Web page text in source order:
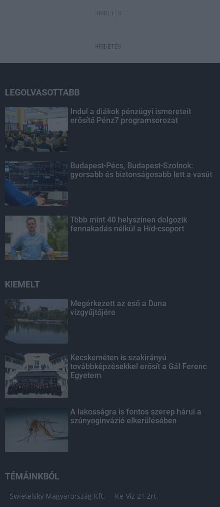
HIRDETÉS
HIRDETÉS
LEGOLVASOTTABB
Indul a diákok pénzügyi ismereteit
erősítő Pénz7 programsorozat
Budapest-Pécs, Budapest-Szolnok:
gyorsabb és biztonságosabb lett a vasút
Több mint 40 helyszínen dolgozik
fennakadás nélkül a Híd-csoport
KIEMELT
Megérkezett az eső a Duna
vízgyűjtőjére
Kecskeméten is szakirányú
továbbképzésekkel erősít a Gál Ferenc
Egyetem
A lakosságra is fontos szerep hárul a
szúnyoginvázió elkerülésében
TÉMÁINKBÓL
Swietelsky Magyarország Kft. Ke-Víz 21 Zrt.